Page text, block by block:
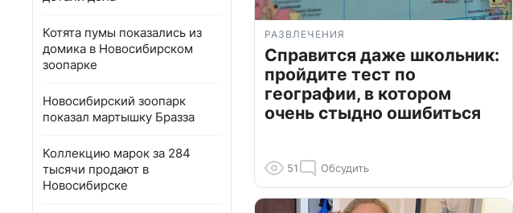
Котята пумы показались из
домика в Новосибирском
зоопарке
Новосибирский зоопарк
показал мартышку Бразза
Коллекцию марок за 284
тысячи продают в
Новосибирске
РАЗВЛЕЧЕНИЯ
Справится даже школьник:
пройдите тест по
географии, в котором
очень стыдно ошибиться
51 Обсудить